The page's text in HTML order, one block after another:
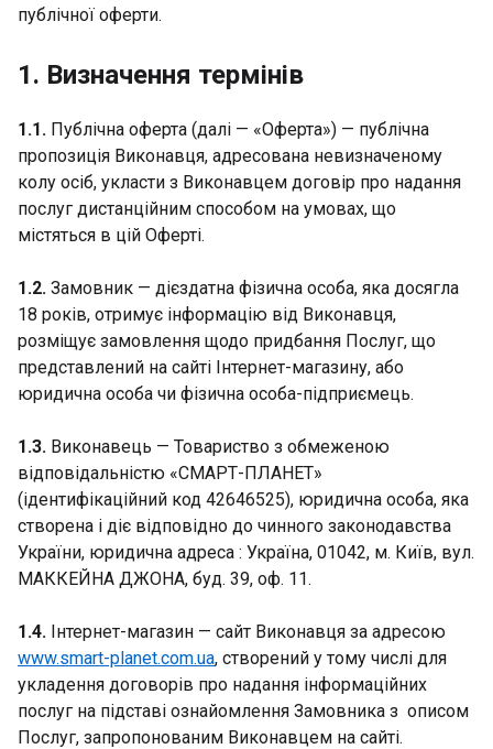
публічної оферти.
1. Визначення термінів
1.1. Публічна оферта (далі — «Оферта») — публічна
пропозиція Виконавця, адресована невизначеному
колу осіб, укласти з Виконавцем договір про надання
послуг дистанційним способом на умовах, що
містяться в цій Оферті.
1.2. Замовник — дієздатна фізична особа, яка досягла
18 років, отримує інформацію від Виконавця,
розміщує замовлення щодо придбання Послуг, що
представлений на сайті Інтернет-магазину, або
юридична особа чи фізична особа-підприємець.
1.3. Виконавець — Товариство з обмеженою
відповідальністю «СМАРТ-ПЛАНЕТ»
(ідентифікаційний код 42646525), юридична особа, яка
створена і діє відповідно до чинного законодавства
України, юридична адреса : Україна, 01042, м. Київ, вул.
МАККЕЙНА ДЖОНА, буд. 39, оф. 11.
1.4. Інтернет-магазин — сайт Виконавця за адресою
www.smart-planet.com.ua, створений у тому числі для
укладення договорів про надання інформаційних
послуг на підставі ознайомлення Замовника з описом
Послуг, запропонованим Виконавцем на сайті.